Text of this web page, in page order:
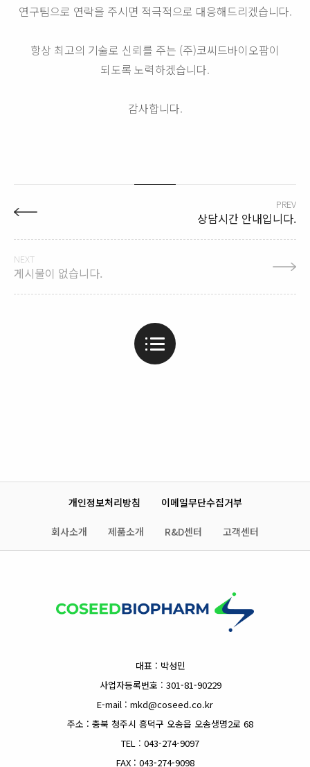
연구팀으로 연락을 주시면 적극적으로 대응해드리겠습니다.
항상 최고의 기술로 신뢰를 주는 (주)코씨드바이오팜이
되도록 노력하겠습니다.
감사합니다.
PREV
상담시간 안내입니다.
NEXT
게시물이 없습니다.
개인정보처리방침 이메일무단수집거부
회사소개 제품소개 R&D센터 고객센터
대표 : 박성민
사업자등록번호 : 301-81-90229
E-mail : mkd@coseed.co.kr
주소 : 충북 청주시 흥덕구 오송읍 오송생명2로 68
TEL : 043-274-9097
FAX : 043-274-9098